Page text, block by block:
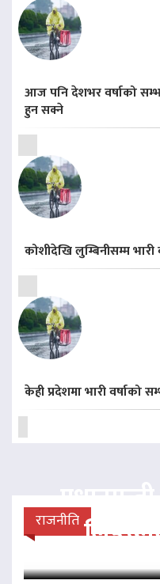
आज पनि देशभर वर्षाको
हुन सक्ने
कोशीदेखि लुम्बिनीसम्म
केही प्रदेशमा भारी वर्षाको
राजनीति